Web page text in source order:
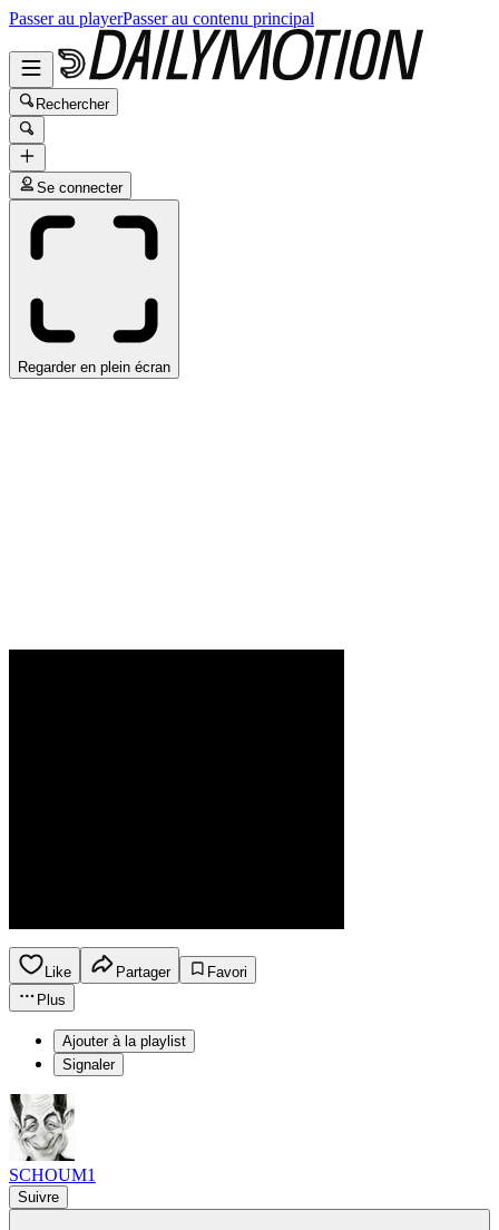
Passer au playerPasser au contenu principal
Rechercher
Se connecter
Regarder en plein écran
Like Partager
Favori
Plus
Ajouter à la playlist
Signaler
SCHOUM1
Suivre